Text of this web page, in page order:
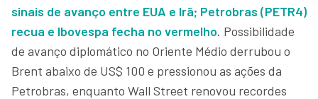
sinais de avanço entre EUA e Irã; Petrobras (PETR4)
recua e Ibovespa fecha no vermelho. Possibilidade
de avanço diplomático no Oriente Médio derrubou o
Brent abaixo de US$ 100 e pressionou as ações da
Petrobras, enquanto Wall Street renovou recordes